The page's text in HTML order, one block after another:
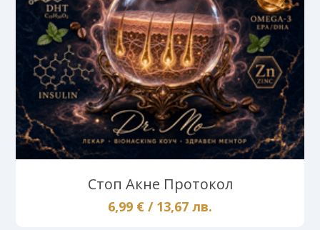
Стоп Акне Протокол
6,99 € / 13,67 лв.